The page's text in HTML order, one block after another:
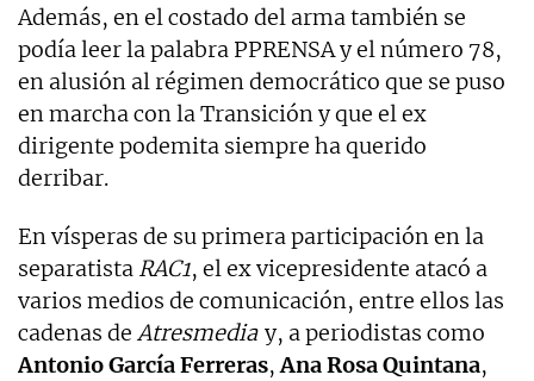
Además, en el costado del arma también se
podía leer la palabra PPRENSA y el número 78,
en alusión al régimen democrático que se puso
en marcha con la Transición y que el ex
dirigente podemita siempre ha querido
derribar.
En vísperas de su primera participación en la
separatista RAC1, el ex vicepresidente atacó a
varios medios de comunicación, entre ellos las
cadenas de Atresmedia y, a periodistas como
Antonio García Ferreras,Ana Rosa Quintana,